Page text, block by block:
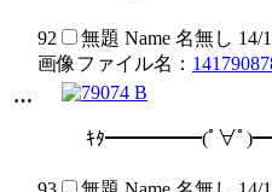
…
92 無題 Name 名無し 14/
画像ファイル名：
ｷﾀ━━━━━(ﾟ∀ﾟ